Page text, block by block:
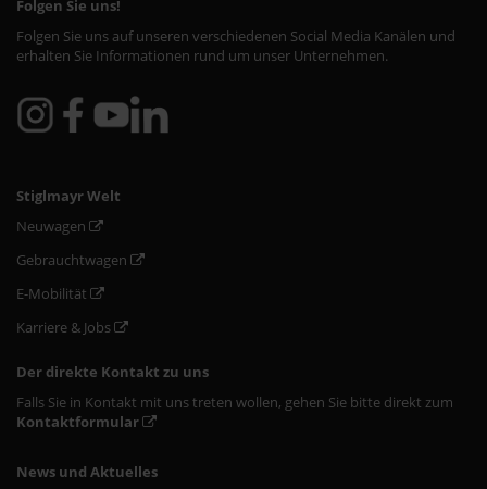
Folgen Sie uns!
Folgen Sie uns auf unseren verschiedenen Social Media Kanälen und
erhalten Sie Informationen rund um unser Unternehmen.
Stiglmayr Welt
Neuwagen
Gebrauchtwagen
E-Mobilität
Karriere & Jobs
Der direkte Kontakt zu uns
Falls Sie in Kontakt mit uns treten wollen, gehen Sie bitte direkt zum
Kontaktformular
News und Aktuelles